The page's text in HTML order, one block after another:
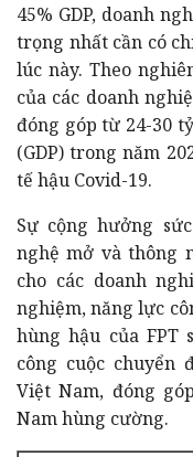
45% GDP, doanh
trọng nhất cần có
lúc này.Theo
của các doanh
đóng góp từ 24-30
(GDP) trong năm
tế hậu Covid-19.
Sự cộng hưởng
nghệ mở và thông
cho các doanh
nghiệm, năng lực
hùng hậu của
công cuộc chuyển
Việt Nam, đóng
Nam hùng cường.